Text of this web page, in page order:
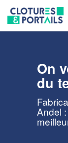
On
du
Andel